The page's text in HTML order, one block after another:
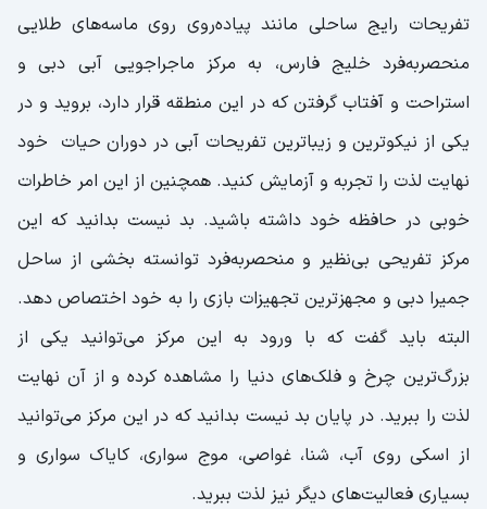
تفریحات رایج ساحلی مانند پیاده‌روی روی ماسه‌های طلایی
منحصربه‌فرد خلیج فارس، به مرکز ماجراجویی آبی دبی و
استراحت و آفتاب گرفتن که در این منطقه قرار دارد، بروید و در
یکی از نیکوترین و زیباترین تفریحات آبی در دوران حیات خود
نهایت لذت را تجربه و آزمایش کنید. همچنین از این امر خاطرات
خوبی در حافظه خود داشته باشید. بد نیست بدانید که این
مرکز تفریحی بی‌نظیر و منحصربه‌فرد توانسته بخشی از ساحل
جمیرا دبی و مجهزترین تجهیزات بازی را به خود اختصاص دهد.
البته باید گفت که با ورود به این مرکز می‌توانید یکی از
بزرگ‌ترین چرخ و فلک‌های دنیا را مشاهده کرده و از آن نهایت
لذت را ببرید. در پایان بد نیست بدانید که در این مرکز می‌توانید
از اسکی روی آب، شنا، غواصی، موج سواری، کایاک سواری و
بسیاری فعالیت‌های دیگر نیز لذت ببرید.